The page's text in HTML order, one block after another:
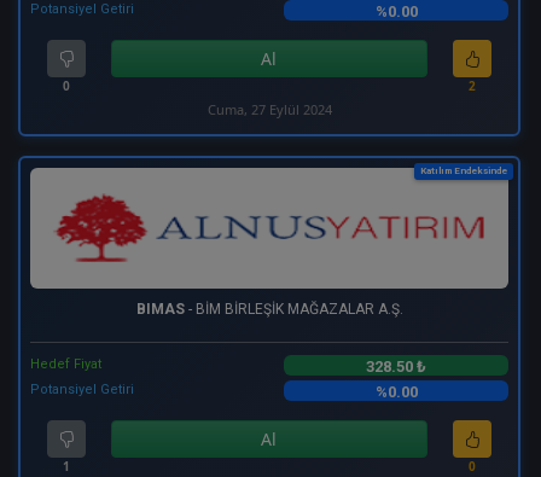
Potansiyel Getiri %0.00
0
Al
2
Cuma, 27 Eylül 2024
Katılım Endeksinde
BIMAS- BİM BİRLEŞİK MAĞAZALAR A.Ş.
Hedef Fiyat 328.50 ₺
Potansiyel Getiri %0.00
1
Al
0